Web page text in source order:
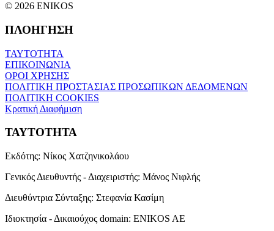
© 2026 ENIKOS
ΠΛΟΗΓΗΣΗ
ΤΑΥΤΟΤΗΤΑ
ΕΠΙΚΟΙΝΩΝΙΑ
ΟΡΟΙ ΧΡΗΣΗΣ
ΠΟΛΙΤΙΚΗ ΠΡΟΣΤΑΣΙΑΣ ΠΡΟΣΩΠΙΚΩΝ ΔΕΔΟΜΕΝΩΝ
ΠΟΛΙΤΙΚΗ COOKIES
Κρατική Διαφήμιση
ΤΑΥΤΟΤΗΤΑ
Εκδότης: Νίκος Χατζηνικολάου
Γενικός Διευθυντής - Διαχειριστής: Μάνος Νιφλής
Διευθύντρια Σύνταξης: Στεφανία Κασίμη
Ιδιοκτησία - Δικαιούχος domain: ENIKOS AE